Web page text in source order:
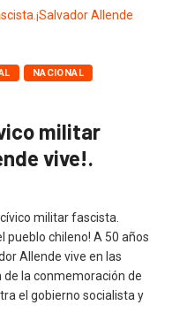
NACIONAL
militar
vive!.
militar fascista.
pueblo chileno! A 50 años
Allende vive en las
de la conmemoración de
el gobierno socialista y